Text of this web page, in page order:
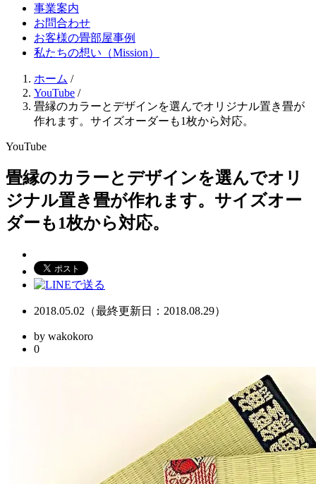
事業案内
お問合わせ
お客様の畳部屋事例
私たちの想い（Mission）
ホーム /
YouTube /
畳縁のカラーとデザインを選んでオリジナル置き畳が
作れます。サイズオーダーも1枚から対応。
YouTube
畳縁のカラーとデザインを選んでオリ
ジナル置き畳が作れます。サイズオー
ダーも1枚から対応。
2018.05.02（最終更新日：2018.08.29）
by wakokoro
0